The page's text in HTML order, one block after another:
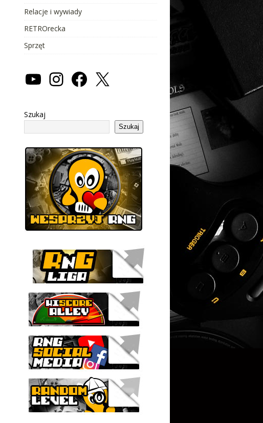
Relacje i wywiady
RETROrecka
Sprzęt
Szukaj
Szukaj